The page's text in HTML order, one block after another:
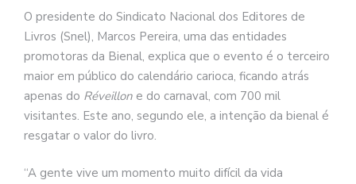
O presidente do Sindicato Nacional dos Editores de
Livros (Snel), Marcos Pereira, uma das entidades
promotoras da Bienal, explica que o evento é o terceiro
maior em público do calendário carioca, ficando atrás
apenas do Réveillon e do carnaval, com 700 mil
visitantes. Este ano, segundo ele, a intenção da bienal é
resgatar o valor do livro.
“A gente vive um momento muito difícil da vida